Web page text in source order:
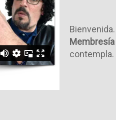
M
contempla.